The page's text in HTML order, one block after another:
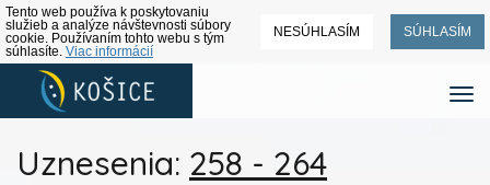
Tento web používa k poskytovaniu
služieb a analýze návštevnosti súbory
cookie. Používaním tohto webu s tým
súhlasíte. Viac informácií
NESÚHLASÍM SÚHLASÍM
Uznesenia: 258 - 264